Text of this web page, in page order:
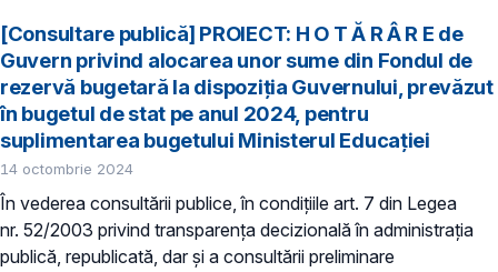
[Consultare publică] PROIECT: H O T Ă R Â R E de
Guvern privind alocarea unor sume din Fondul de
rezervă bugetară la dispoziția Guvernului, prevăzut
în bugetul de stat pe anul 2024, pentru
suplimentarea bugetului Ministerul Educației
14 octombrie 2024
În vederea consultării publice, în condiţiile art. 7 din Legea
nr. 52/2003 privind transparenţa decizională în administraţia
publică, republicată, dar și a consultării preliminare